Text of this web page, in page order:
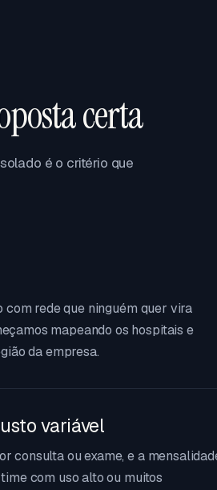
certa
é o critério que
com rede que ninguém quer vira
mapeando os hospitais e
da empresa.
variável
consulta ou exame, e a
com uso alto ou muitos